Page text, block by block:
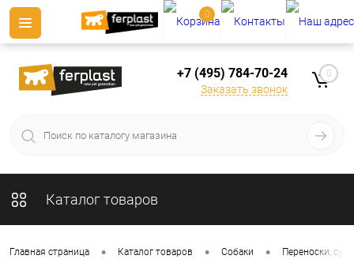
+7 (495) 784-70-24
Заказать звонок
0
Каталог товаров
Главная страница • Каталог товаров • Собаки • Переноски,
0